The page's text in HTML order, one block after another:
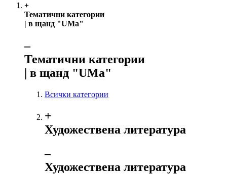
+
Тематични категории
| в щанд "UMa"
‒
Тематични категории
| в щанд "UMa"
Всички категории
+
Художествена литература
‒
Художествена литература